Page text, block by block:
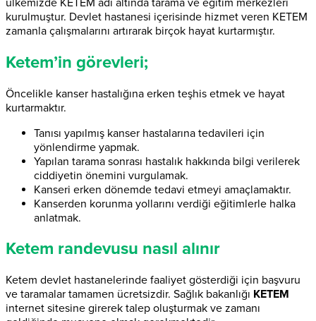
kurulmuştur. Devlet hastanesi içerisinde hizmet veren KETEM
zamanla çalışmalarını artırarak birçok hayat kurtarmıştır.
Ketem’in görevleri;
Öncelikle kanser hastalığına erken teşhis etmek ve hayat
kurtarmaktır.
Tanısı yapılmış kanser hastalarına tedavileri için
yönlendirme yapmak.
Yapılan tarama sonrası hastalık hakkında bilgi verilerek
ciddiyetin önemini vurgulamak.
Kanseri erken dönemde tedavi etmeyi amaçlamaktır.
Kanserden korunma yollarını verdiği eğitimlerle halka
anlatmak.
Ketem randevusu nasıl alınır
Ketem devlet hastanelerinde faaliyet gösterdiği için başvuru
ve taramalar tamamen ücretsizdir. Sağlık bakanlığı KETEM
internet sitesine girerek talep oluşturmak ve zamanı